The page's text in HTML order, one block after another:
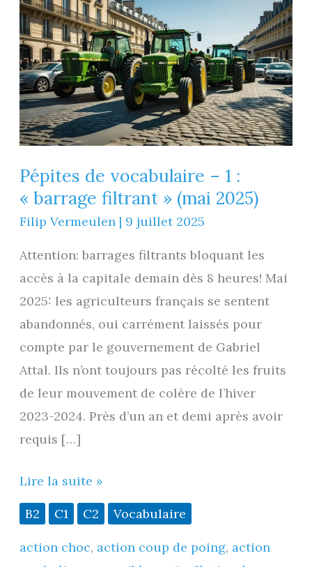
Pépites de vocabulaire – 1 :
« barrage filtrant » (mai 2025)
Filip Vermeulen | 9 juillet 2025
Attention: barrages filtrants bloquant les
accès à la capitale demain dès 8 heures! Mai
2025: les agriculteurs français se sentent
abandonnés, oui carrément laissés pour
compte par le gouvernement de Gabriel
Attal. Ils n’ont toujours pas récolté les fruits
de leur mouvement de colère de l’hiver
2023-2024. Près d’un an et demi après avoir
requis […]
Pépites
de
vocabulaire
–
Lire la suite »
B2 C1 C2 Vocabulaire
action choc, action coup de poing, action